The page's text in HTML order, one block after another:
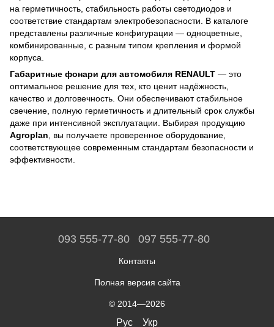
на герметичность, стабильность работы светодиодов и
соответствие стандартам электробезопасности. В каталоге
представлены различные конфигурации — одноцветные,
комбинированные, с разным типом крепления и формой
корпуса.
Габаритные фонари для автомобиля RENAULT — это
оптимальное решение для тех, кто ценит надёжность,
качество и долговечность. Они обеспечивают стабильное
свечение, полную герметичность и длительный срок службы
даже при интенсивной эксплуатации. Выбирая продукцию
Agroplan, вы получаете проверенное оборудование,
соответствующее современным стандартам безопасности и
эффективности.
093 555-77-80 097 555-77-80
Контакты
Полная версия сайта
© 2014—2026
Рус Укр